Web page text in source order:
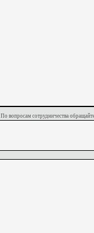
По вопросам сотрудничества